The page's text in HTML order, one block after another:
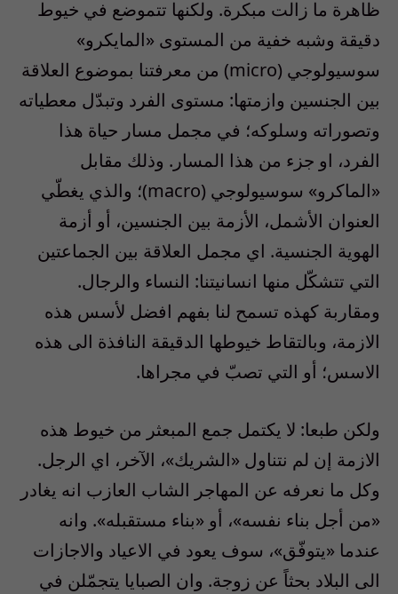
ظاهرة ما زالت مبكرة. ولكنها تتموضع في خيوط
دقيقة وشبه خفية من المستوى «المايكرو»
سوسيولوجي (micro) من معرفتنا بموضوع العلاقة
بين الجنسين وازمتها: مستوى الفرد وتبدّل معطياته
وتصوراته وسلوكه؛ في مجمل مسار حياة هذا
الفرد، او جزء من هذا المسار. وذلك مقابل
«الماكرو» سوسيولوجي (macro)؛ والذي يغطّي
العنوان الأشمل، الأزمة بين الجنسين، أو أزمة
الهوية الجنسية. اي مجمل العلاقة بين الجماعتين
التي تتشكّل منها انسانيتنا: النساء والرجال.
ومقاربة كهذه تسمح لنا بفهم افضل لأسس هذه
الازمة، وبالتقاط خيوطها الدقيقة النافذة الى هذه
الاسس؛ أو التي تصبّ في مجراها.
ولكن طبعا: لا يكتمل جمع المبعثر من خيوط هذه
الازمة إن لم نتناول «الشريك»، الآخر، اي الرجل.
وكل ما نعرفه عن المهاجر الشاب العازب انه يغادر
«من أجل بناء نفسه»، أو «بناء مستقبله». وانه
عندما «يتوفّق»، سوف يعود في الاعياد والاجازات
الى البلاد بحثاً عن زوجة. وان الصبايا يتجمّلن في